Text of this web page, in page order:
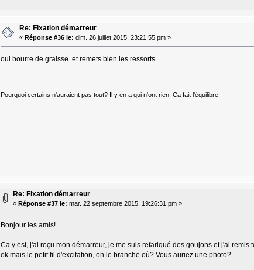
Re: Fixation démarreur
« Réponse #36 le: dim. 26 juillet 2015, 23:21:55 pm »
oui bourre de graisse et remets bien les ressorts
Pourquoi certains n'auraient pas tout? Il y en a qui n'ont rien. Ca fait l'équilibre.
Re: Fixation démarreur
« Réponse #37 le: mar. 22 septembre 2015, 19:26:31 pm »
Bonjour les amis!
Ca y est, j'ai reçu mon démarreur, je me suis refariqué des goujons et j'ai
ok mais le petit fil d'excitation, on le branche où? Vous auriez une photo?